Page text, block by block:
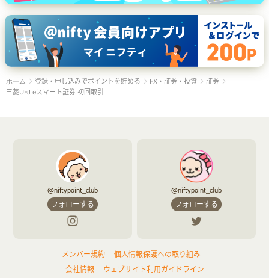
ホーム 登録・申し込みでポイントを貯める FX・証券・投資
証券
三菱UFJ eスマート証券 初回取引
@niftypoint_club
フォローする
@niftypoint_club
フォローする
メンバー規約
個人情報保護への取り組み
会社情報
ウェブサイト利用ガイドライン